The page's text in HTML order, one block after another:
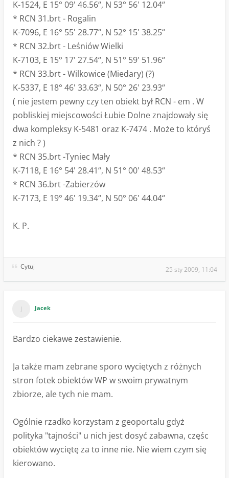
K-1524, E 15° 09' 46.56“, N 53° 56' 12.04“
* RCN 31.brt - Rogalin
K-7096, E 16° 55' 28.77“, N 52° 15' 38.25“
* RCN 32.brt - Leśniów Wielki
K-7103, E 15° 17' 27.54“, N 51° 59' 51.96“
* RCN 33.brt - Wilkowice (Miedary) (?)
K-5337, E 18° 46' 33.63“, N 50° 26' 23.93“
( nie jestem pewny czy ten obiekt był RCN - em . W
pobliskiej miejscowości Łubie Dolne znajdowały się
dwa kompleksy K-5481 oraz K-7474 . Może to któryś
z nich ? )
* RCN 35.brt -Tyniec Mały
K-7118, E 16° 54' 28.41“, N 51° 00' 48.53“
* RCN 36.brt -Zabierzów
K-7173, E 19° 46' 19.34“, N 50° 06' 44.04“
K. P.
Cytuj 25 sty 2009, 11:04
Jacek
Bardzo ciekawe zestawienie.
Ja także mam zebrane sporo wyciętych z różnych
stron fotek obiektów WP w swoim prywatnym
zbiorze, ale tych nie mam.
Ogólnie rzadko korzystam z geoportalu gdyż
polityka "tajności" u nich jest dosyć zabawna, częśc
obiektów wyciętę za to inne nie. Nie wiem czym się
kierowano.